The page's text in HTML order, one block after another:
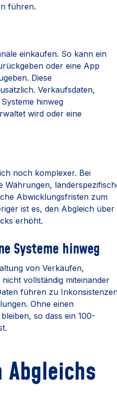
führen.
einkaufen. So kann ein
oder eine App
Diese
Verkaufsdaten,
hinweg
wird oder eine
noch komplexer. Bei
Währungen,
Abwicklungsfristen zum
ist es, den Abgleich über
erhöht.
Systeme hinweg
von Verkäufen,
vollständig miteinander
führen zu
Ohne einen
so dass ein 100-
Abgleichs